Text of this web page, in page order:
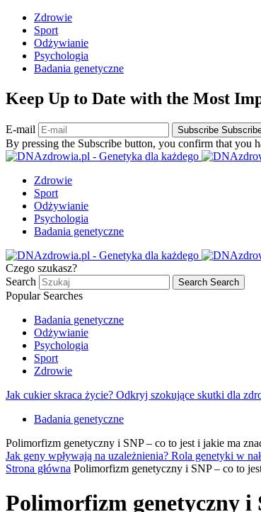
Zdrowie
Sport
Odżywianie
Psychologia
Badania genetyczne
Keep Up to Date with the Most
E-mail Subscribe
By pressing the Subscribe button, you confirm that you
Zdrowie
Sport
Odżywianie
Psychologia
Badania genetyczne
Czego szukasz?
Search
Search Search
Popular Searches
Badania genetyczne
Odżywianie
Psychologia
Sport
Zdrowie
Jak cukier skraca życie? Odkryj szokujące skutki dla
Badania genetyczne
Polimorfizm genetyczny i SNP – co to jest i jakie ma
Jak geny wpływają na uzależnienia? Rola genetyki w
Strona główna Polimorfizm genetyczny i SNP – co to
Polimorfizm genetyczny i